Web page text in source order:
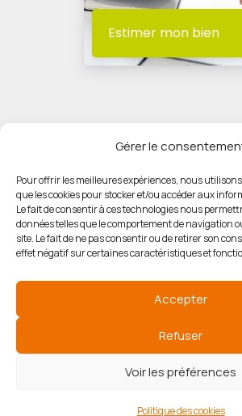
Gérer le
Pour offrir les meilleures expériences, nous
que les cookies pour stocker et/ou accéder aux
Le fait de consentir à ces technologies nous
données telles que le comportement de navigation
site. Le fait de ne pas consentir ou de retirer son
effet négatif sur certaines caractéristiques et
Accepter
Refuser
Voir les préférences
Politique des cookies
Estimer mon bien
© HORIZON IMMOBILIER
Mentions légales
Politique des cookies